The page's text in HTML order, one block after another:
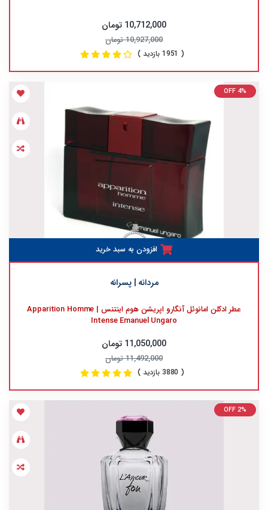
10,712,000 تومان
10,927,000 تومان
( 1951 بازدید )
OFF 4%
افزودن به سبد خرید
مردانه | پسرانه
عطر ادکلن امانوئل آنگارو اپریشن هوم اینتنس | Apparition Homme
Intense Emanuel Ungaro
11,050,000 تومان
11,492,000 تومان
( 3880 بازدید )
OFF 2%